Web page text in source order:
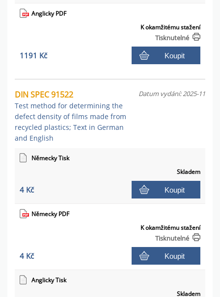
Anglicky PDF
K okamžitému stažení
Tisknutelné
1191 Kč Koupit
DIN SPEC 91522
Test method for determining the
defect density of films made from
recycled plastics; Text in German
and English
Datum vydání: 2025-11
Německy Tisk
Skladem
4 Kč Koupit
Německy PDF
K okamžitému stažení
Tisknutelné
4 Kč Koupit
Anglicky Tisk
Skladem